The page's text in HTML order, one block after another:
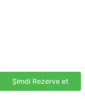
Şimdi Rezerve et